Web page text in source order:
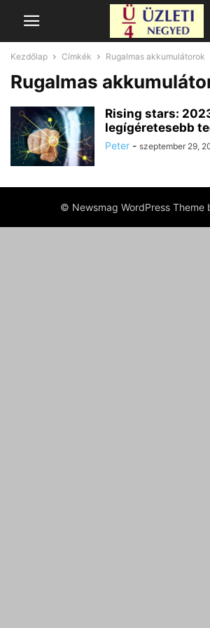
Kezdőlap Címkék Rugalmas akkumulátorok
Rugalmas
Rising stars:
legígéretesebb
Peter - szeptember 29,
© Newsmag WordPress Theme